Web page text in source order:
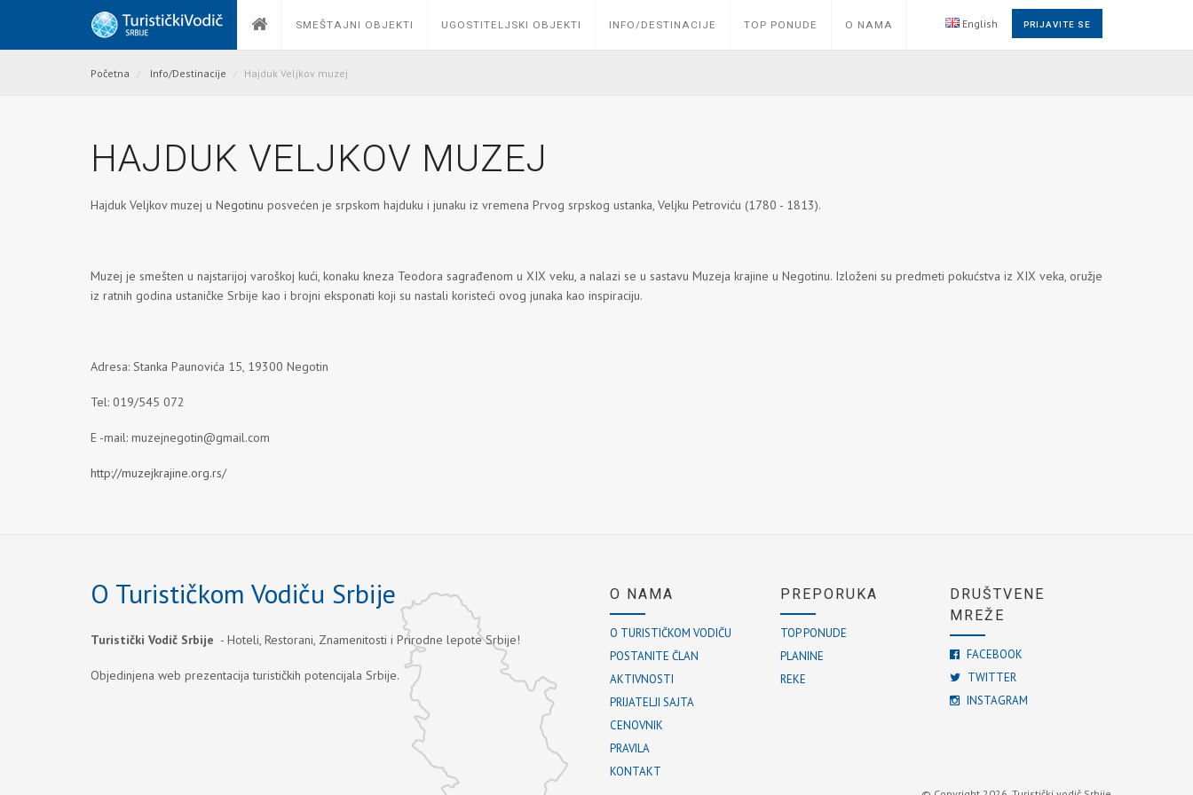
SMEŠTAJNI OBJEKTI UGOSTITELJSKI OBJEKTI INFO/DESTINACIJE TOP PONUDE O NAMA English PRIJAVITE SE
Početna Info/Destinacije Hajduk Veljkov muzej
HAJDUK VELJKOV MUZEJ
Hajduk Veljkov muzej u Negotinu posvećen je srpskom hajduku i junaku iz vremena Prvog srpskog ustanka, Veljku Petroviću (1780 - 1813).
Muzej je smešten u najstarijoj varoškoj kući, konaku kneza Teodora sagrađenom u XIX veku, a nalazi se u sastavu Muzeja krajine u Negotinu. Izloženi su predmeti pokućstva iz XIX veka, oružje
iz ratnih godina ustaničke Srbije kao i brojni eksponati koji su nastali koristeći ovog junaka kao inspiraciju.
Adresa: Stanka Paunovića 15, 19300 Negotin
Tel: 019/545 072
E -mail: muzejnegotin@gmail.com
http://muzejkrajine.org.rs/
O Turističkom Vodiču Srbije
Turistički Vodič Srbije - Hoteli, Restorani, Znamenitosti i Prirodne lepote Srbije!
Objedinjena web prezentacija turističkih potencijala Srbije.
O NAMA
O TURISTIČKOM VODIČU
POSTANITE ČLAN
AKTIVNOSTI
PRIJATELJI SAJTA
CENOVNIK
PRAVILA
KONTAKT
PREPORUKA
TOP PONUDE
PLANINE
REKE
DRUŠTVENE
MREŽE
FACEBOOK
TWITTER
INSTAGRAM